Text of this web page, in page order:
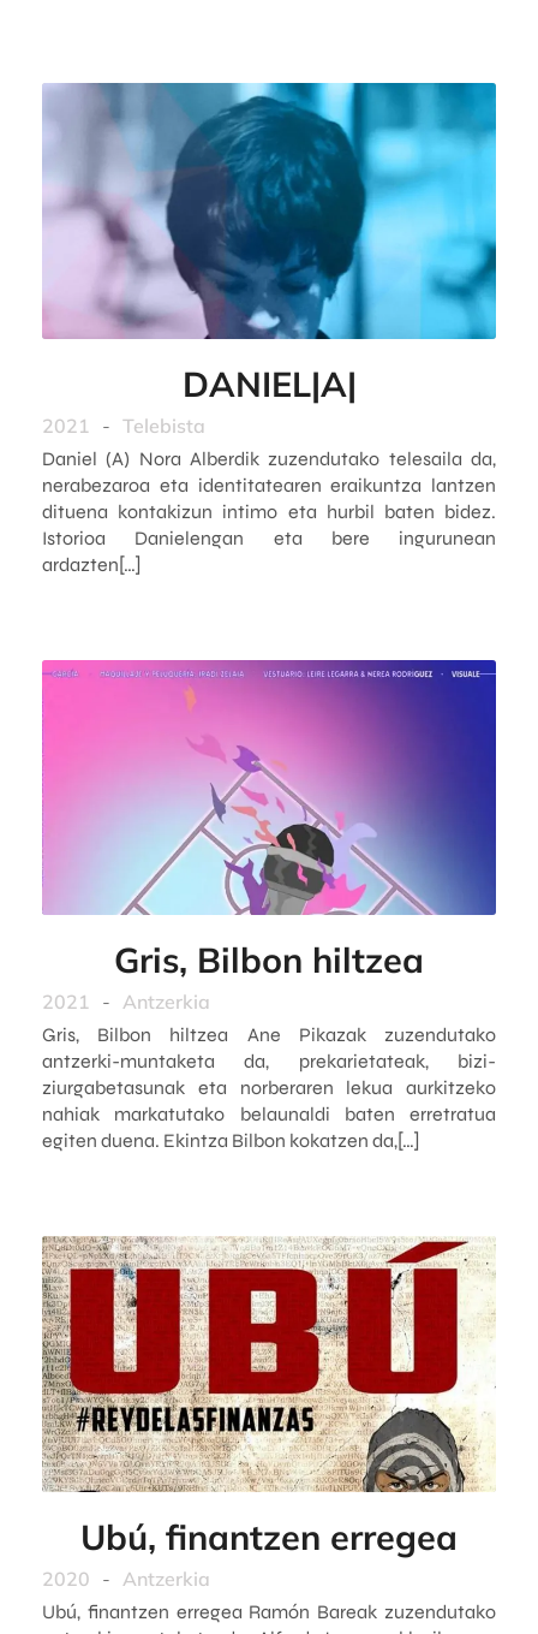
DANIEL|A|
2021 - Telebista
Daniel (A) Nora Alberdik zuzendutako telesaila da,
nerabezaroa eta identitatearen eraikuntza lantzen
dituena kontakizun intimo eta hurbil baten bidez.
Istorioa Danielengan eta bere ingurunean
ardazten[…]
Gris, Bilbon hiltzea
2021 - Antzerkia
Gris, Bilbon hiltzea Ane Pikazak zuzendutako
antzerki-muntaketa da, prekarietateak, bizi-
ziurgabetasunak eta norberaren lekua aurkitzeko
nahiak markatutako belaunaldi baten erretratua
egiten duena. Ekintza Bilbon kokatzen da,[…]
Ubú, finantzen erregea
2020 - Antzerkia
Ubú, finantzen erregea Ramón Bareak zuzendutako